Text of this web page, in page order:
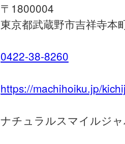
〒1800004
東京都武蔵野市吉祥寺本
0422-38-8260
https://machihoiku.jp/
ナチュラルスマイルジ